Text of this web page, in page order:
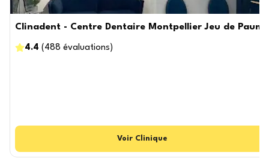
Clinadent - Centre Dentaire Montpellier Jeu de Paume
4.4 ( 488 évaluations )
Voir Clinique